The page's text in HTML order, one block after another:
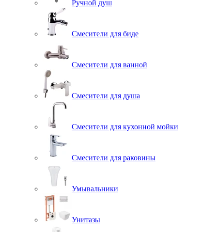
Ручной душ
Смесители для биде
Смесители для ванной
Смесители для душа
Смесители для кухонной мойки
Смесители для раковины
Умывальники
Унитазы